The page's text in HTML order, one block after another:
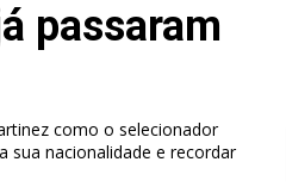
passaram
como o selecionador
sua nacionalidade e recordar